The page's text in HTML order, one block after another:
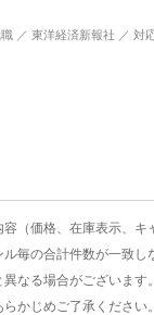
／ 東洋経済新報社 ／ 対
価格、在庫表示、キ
毎の合計件数が一致し
なる場合がございます
じめご了承くださ